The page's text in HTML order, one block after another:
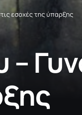
εσοχές της ύπαρξης